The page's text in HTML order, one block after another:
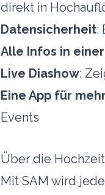
direkt in
Datensicherheit:
Alle Infos in
Live Diashow:
Eine App für
Events
Über die
Mit SAM wird